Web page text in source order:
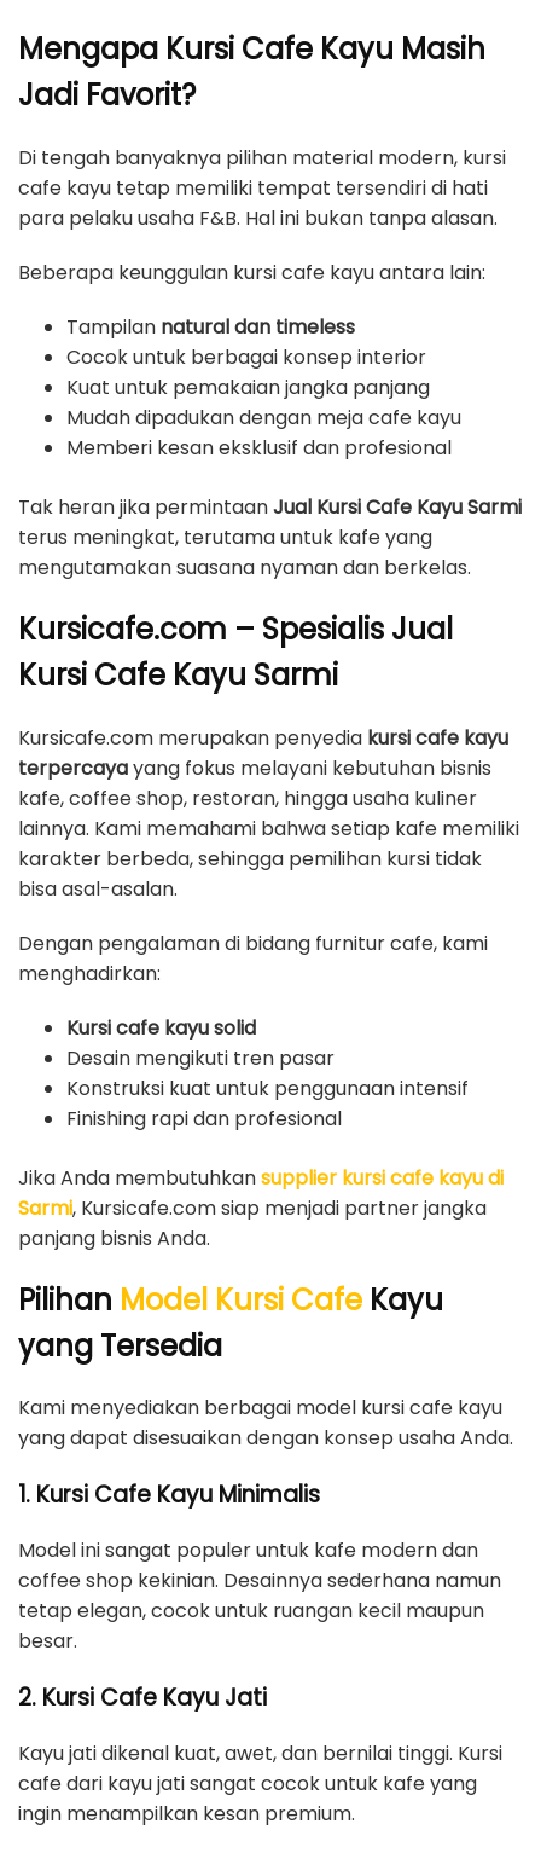
Mengapa Kursi Cafe Kayu Masih
Jadi Favorit?
Di tengah banyaknya pilihan material modern, kursi
cafe kayu tetap memiliki tempat tersendiri di hati
para pelaku usaha F&B. Hal ini bukan tanpa alasan.
Beberapa keunggulan kursi cafe kayu antara lain:
Tampilan natural dan timeless
Cocok untuk berbagai konsep interior
Kuat untuk pemakaian jangka panjang
Mudah dipadukan dengan meja cafe kayu
Memberi kesan eksklusif dan profesional
Tak heran jika permintaanJual Kursi Cafe Kayu Sarmi
terus meningkat, terutama untuk kafe yang
mengutamakan suasana nyaman dan berkelas.
Kursicafe.com – Spesialis Jual
Kursi Cafe Kayu Sarmi
Kursicafe.com merupakan penyedia kursi cafe kayu
terpercayayang fokus melayani kebutuhan bisnis
kafe, coffee shop, restoran, hingga usaha kuliner
lainnya. Kami memahami bahwa setiap kafe memiliki
karakter berbeda, sehingga pemilihan kursi tidak
bisa asal-asalan.
Dengan pengalaman di bidang furnitur cafe, kami
menghadirkan:
Kursi cafe kayu solid
Desain mengikuti tren pasar
Konstruksi kuat untuk penggunaan intensif
Finishing rapi dan profesional
Jika Anda membutuhkansupplier kursi cafe kayu di
Sarmi, Kursicafe.com siap menjadi partner jangka
panjang bisnis Anda.
Pilihan Model Kursi Cafe Kayu
yang Tersedia
Kami menyediakan berbagai model kursi cafe kayu
yang dapat disesuaikan dengan konsep usaha Anda.
1. Kursi Cafe Kayu Minimalis
Model ini sangat populer untuk kafe modern dan
coffee shop kekinian. Desainnya sederhana namun
tetap elegan, cocok untuk ruangan kecil maupun
besar.
2. Kursi Cafe Kayu Jati
Kayu jati dikenal kuat, awet, dan bernilai tinggi. Kursi
cafe dari kayu jati sangat cocok untuk kafe yang
ingin menampilkan kesan premium.